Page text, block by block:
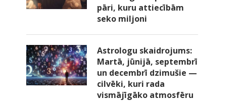
pāri, kuru attiecībām
seko miljoni
Astrologu skaidrojums:
Martā, jūnijā, septembrī
un decembrī dzimušie —
cilvēki, kuri rada
vismājīgāko atmosfēru